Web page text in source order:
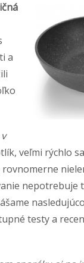
a
veľmi rýchlo
nepotrebuje
testy a